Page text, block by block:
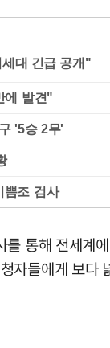
에 발견"
'5승 2무'
조 검사
통해 전세계
자들에게 보